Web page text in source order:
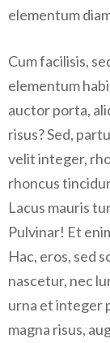
elementum
Cum facilisis,
elementum
auctor porta,
risus? Sed,
velit integer,
rhoncus
Lacus mauris
Pulvinar! Et
Hac, eros, sed
nascetur, nec
urna et integer
magna risus,